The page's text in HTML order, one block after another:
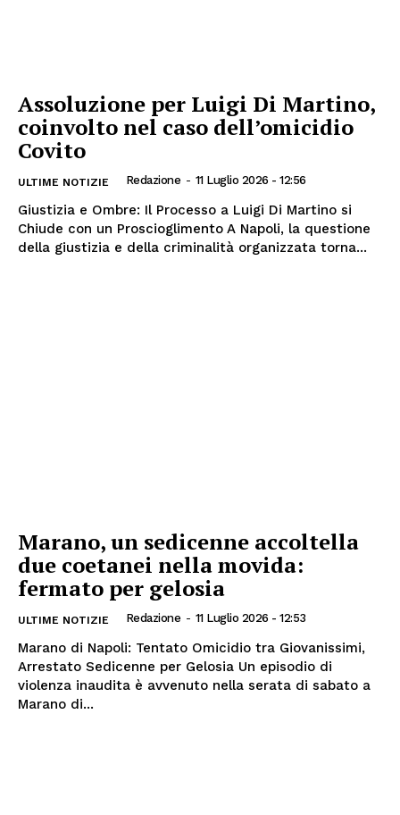
Assoluzione per Luigi Di Martino,
coinvolto nel caso dell’omicidio
Covito
ULTIME NOTIZIE Redazione - 11 Luglio 2026 - 12:56
Giustizia e Ombre: Il Processo a Luigi Di Martino si
Chiude con un Proscioglimento A Napoli, la questione
della giustizia e della criminalità organizzata torna...
Marano, un sedicenne accoltella
due coetanei nella movida:
fermato per gelosia
ULTIME NOTIZIE Redazione - 11 Luglio 2026 - 12:53
Marano di Napoli: Tentato Omicidio tra Giovanissimi,
Arrestato Sedicenne per Gelosia Un episodio di
violenza inaudita è avvenuto nella serata di sabato a
Marano di...